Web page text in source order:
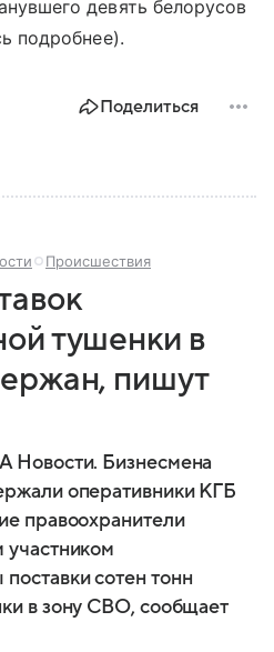
девять белорусов
подробнее).
Поделиться
Происшествия
тушенки в
пишут
Бизнесмена
оперативники КГБ
правоохранители
сотен тонн
в зону СВО, сообщает